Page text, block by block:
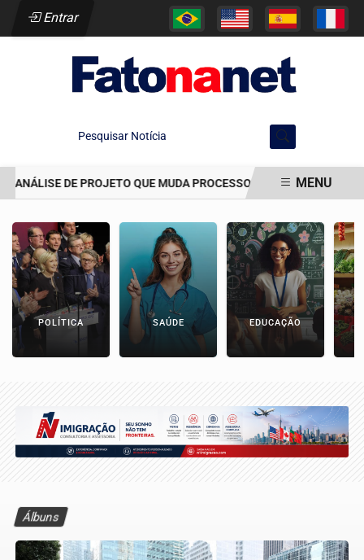
Entrar
Pesquisar Notícia
ANÁLISE DE PROJETO QUE MUDA PROCESSO DE DEMARCAÇÃO
MENU
POLÍTICA SAÚDE EDUCAÇÃO
Álbuns